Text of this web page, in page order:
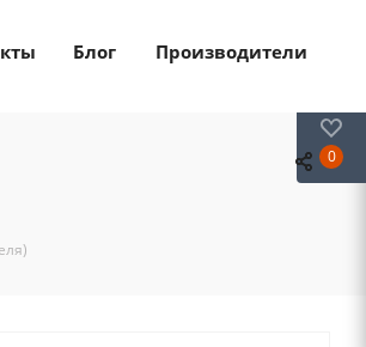
Блог Производители
0